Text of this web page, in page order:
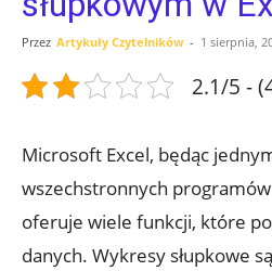
Przez Artykuły Czytelników - 1 sierpnia,
2.1/5 -
Microsoft Excel, będąc
wszechstronnych
oferuje wiele funkcji, które
danych. Wykresy słupkowe